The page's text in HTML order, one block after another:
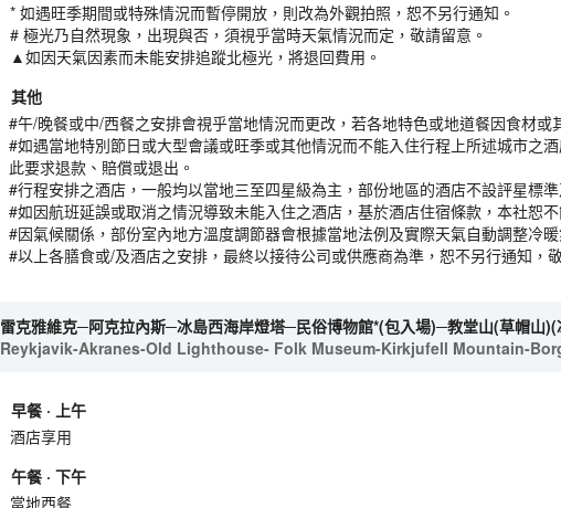
* 如遇旺季期間或特殊情況而暫停開放，則改為外觀拍照，恕不另行通知。
# 極光乃自然現象，出現與否，須視乎當時天氣情況而定，敬請留意。
▲如因天氣因素而未能安排追蹤北極光，將退回費用。
其他
#午/晚餐或中/西餐之安排會視乎當地情況而更改，若各地特色或地道餐因食材
#如遇當地特別節日或大型會議或旺季或其他情況而不能入住行程上所述城市之
此要求退款、賠償或退出。
#行程安排之酒店，一般均以當地三至四星級為主，部份地區的酒店不設評星標
#如因航班延誤或取消之情況導致未能入住之酒店，基於酒店住宿條款，本社恕
#因氣候關係，部份室內地方溫度調節器會根據當地法例及實際天氣自動調整冷
#以上各膳食或/及酒店之安排，最終以接待公司或供應商為準，恕不另行通知，
雷克雅維克─阿克拉內斯─冰島西海岸燈塔─民俗博物館*(包入場)─教堂山(草帽山
Reykjavik-Akranes-Old Lighthouse- Folk Museum-Kirkjufell Mountain-
早餐 · 上午
酒店享用
午餐 · 下午
當地西餐